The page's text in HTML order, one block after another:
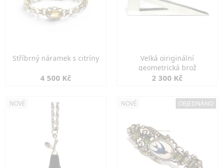
Stříbrný náramek s citríny
4 500 Kč
Velká oiriginální
geometrická brož
2 300 Kč
NOVÉ NOVÉ OBJEDNÁNO